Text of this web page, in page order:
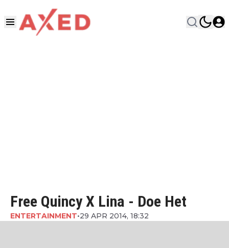
Free Quincy X Lina - Doe Het
ENTERTAINMENT•29 APR 2014, 18:32